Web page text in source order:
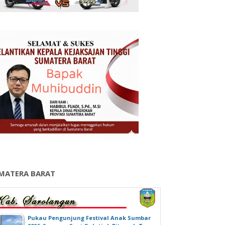
BARAT
‎Pukau Pengunjung Festival Anak Sumbar